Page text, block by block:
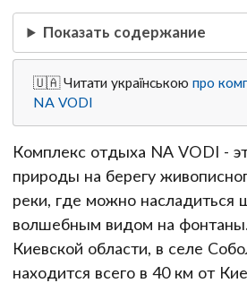
Показать содержание
🇺🇦 Читати українськоюпро
NA VODI
Комплекс отдыха NA VODI -
природы на берегу
реки, где можно насладиться
волшебным видом на
Киевской области, в селе
находится всего в 40 км от